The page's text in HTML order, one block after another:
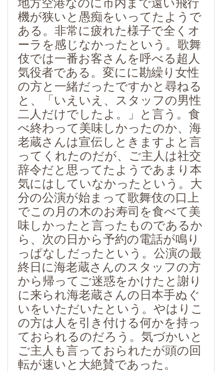
About Clinic
後藤田歯科について
Medical
診療案内
Price
料金表
機が狭いと愚痴をいってたようで
ある。非常に疲れた様子で全くオ
ーラを感じなかったという。歌舞
伎では一番お客さんを呼べる超人
気役者である。変にに勘繰り女性
の方と一緒だったですかと尋ねる
と、「いえいえ、スタッフの男性
二人だけでしたよ。」と言う。食
べ終わって美味しかったのか、海
老蔵さんは宣伝しときますよと言
ってくれたのだが、ご主人は社交
辞令だと思ってたようであまり本
気にはしていなかったという。大
分の公演が始まって歌舞伎の口上
でこの月の木のお寿司を食べて美
味しかったと言ったものであるか
ら、次の日から予約の電話が鳴り
っぱなしだったという。公演の最
終日に海老蔵さんのスタッフの方
から帰ってご迷惑をかけたと謝り
に来られ海老蔵さんの日本手ぬぐ
いをいただいたという。やはりこ
の方は人を引き付ける何かを持っ
ておられるのだろう。気づかいと
ご主人も言っておられたが頭の回
転が速いと大絶賛であった。